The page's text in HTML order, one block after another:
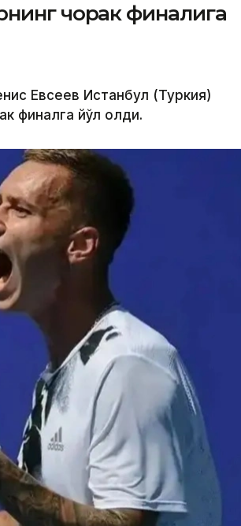
чорак финалига
Евсеев Истанбул (Туркия)
финалга йўл олди.